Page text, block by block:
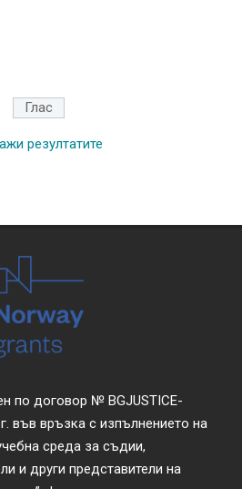
резултатите
по договор № BGJUSTICE-
във връзка с изпълнението на
среда за съдии,
и други представители на